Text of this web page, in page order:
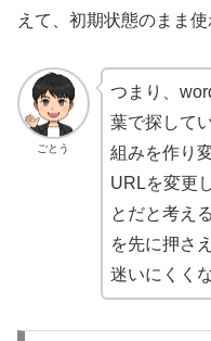
えて、初期状態のまま
ごとう
つまり、
葉で探して
組みを作り
URLを変更
とだと考え
を先に押さ
迷いにくく